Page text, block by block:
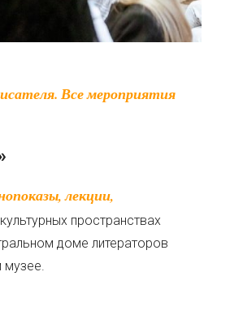
пространствах
доме литераторов